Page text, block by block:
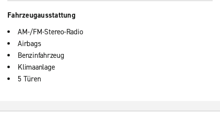
Fahrzeugausstattung
AM-/FM-Stereo-Radio
Airbags
Benzinfahrzeug
Klimaanlage
5 Türen